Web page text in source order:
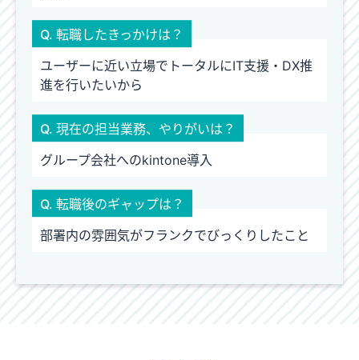
Q. 転職したきっかけは？
ユーザーに近い立場でトータルにIT支援・DX推
進を行いたいから
Q. 現在の担当業務、やりがいは？
グループ会社へのkintone導入
Q. 転職後のギャップは？
部署内の雰囲気がフランクでびっくりしたこと